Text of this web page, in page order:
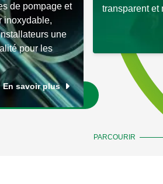
de pompage et
inoxydable,
une
pour les
En savoir plus
transparent et
PARCOURIR
aux actualités